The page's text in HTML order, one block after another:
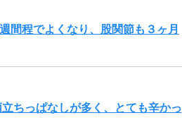
間程でよくなり、股関節も３ヶ月
ちっぱなしが多く、とても辛かっ